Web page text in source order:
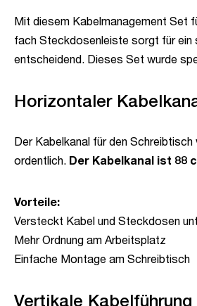
Mit diesem Kabelmanagement Set
fach Steckdosenleiste sorgt für ein
entscheidend. Dieses Set wurde
Horizontaler
Der Kabelkanal für den
ordentlich. Der Kabelkanal ist 88
Vorteile:
Versteckt Kabel und Steckdosen
Mehr Ordnung am Arbeitsplatz
Einfache Montage am Schreibtisch
Vertikale